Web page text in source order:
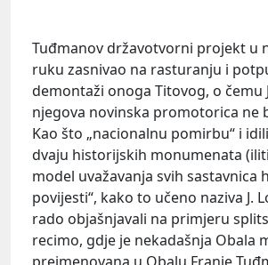
Tuđmanov državotvorni projekt u
ruku zasnivao na rasturanju i
demontaži onoga Titovog, o čemu
njegova novinska promotorica ne
Kao što „nacionalnu pomirbu“ i
dvaju historijskih monumenata
model uvažavanja svih sastavnica
povijesti“, kako to učeno naziva J.
rado objašnjavali na primjeru
recimo, gdje je nekadašnja Obala